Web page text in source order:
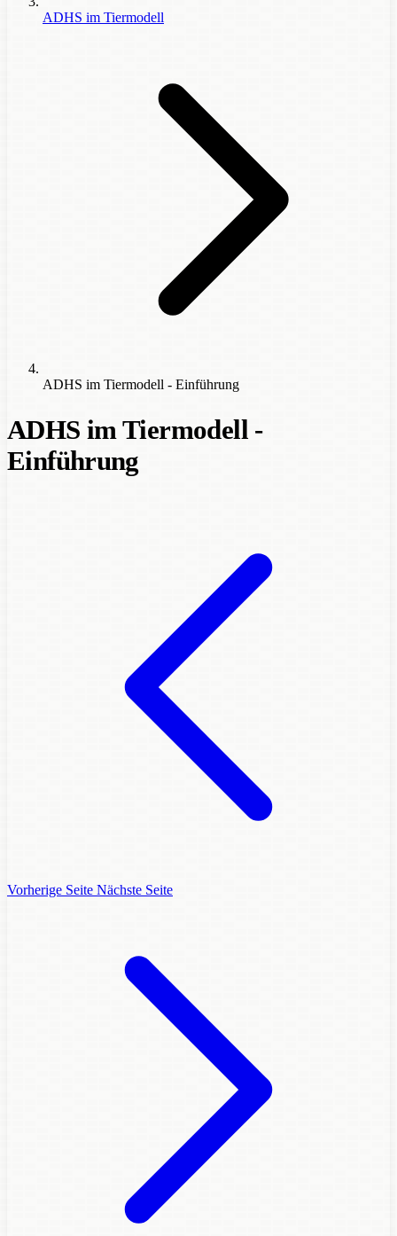
ADHS im Tiermodell
ADHS im Tiermodell - Einführung
ADHS im Tiermodell -
Einführung
Vorherige Seite Nächste Seite